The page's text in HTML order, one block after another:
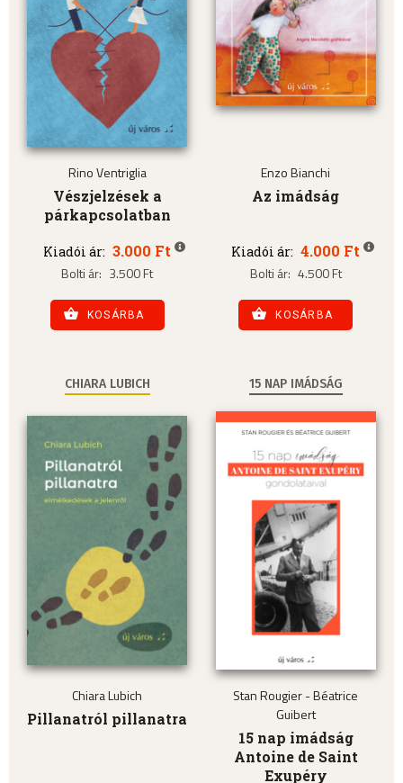
Rino Ventriglia
Vészjelzések a
párkapcsolatban
Kiadói ár: 3.000 Ft
Bolti ár: 3.500 Ft
KOSÁRBA
Enzo Bianchi
Az imádság
Kiadói ár: 4.000 Ft
Bolti ár: 4.500 Ft
KOSÁRBA
CHIARA LUBICH
Chiara Lubich
Pillanatról pillanatra
15 NAP IMÁDSÁG
Stan Rougier - Béatrice
Guibert
15 nap imádság
Antoine de Saint
Exupéry